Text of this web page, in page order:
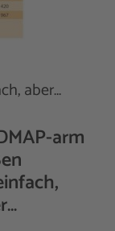
aber…
arm